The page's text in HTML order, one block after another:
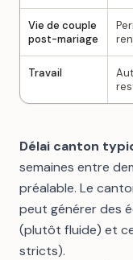
Vie de couple
post-mariage
Travail
Délai canton
semaines entre
préalable. Le
peut générer des
(plutôt fluide) et
stricts).